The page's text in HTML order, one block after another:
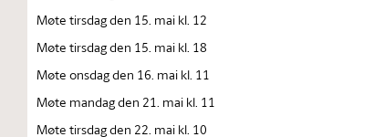
Møte tirsdag den 15. mai kl. 12
Møte tirsdag den 15. mai kl. 18
Møte onsdag den 16. mai kl. 11
Møte mandag den 21. mai kl. 11
Møte tirsdag den 22. mai kl. 10